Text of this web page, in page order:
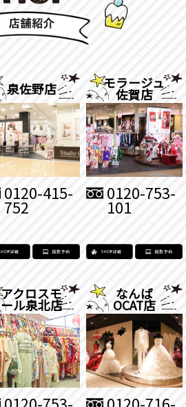
泉佐野店
0120-415-
752
モラージュ
佐賀店
0120-753-
101
アクロスモ
ール泉北店
なんば
OCAT店